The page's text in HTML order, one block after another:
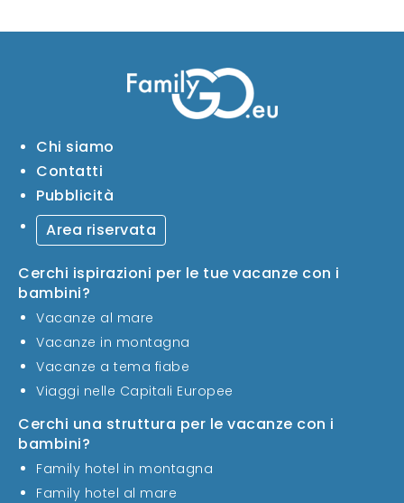
Chi siamo
Contatti
Pubblicità
Area riservata
Cerchi ispirazioni per le tue vacanze con i
bambini?
Vacanze al mare
Vacanze in montagna
Vacanze a tema fiabe
Viaggi nelle Capitali Europee
Cerchi una struttura per le vacanze con i
bambini?
Family hotel in montagna
Family hotel al mare